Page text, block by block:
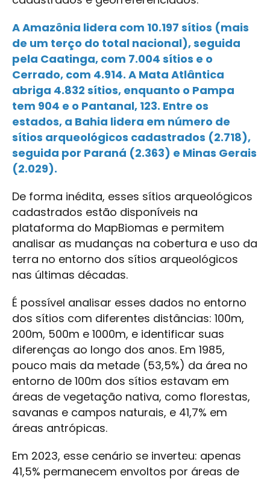
A Amazônia lidera com 10.197 sítios (mais
de um terço do total nacional), seguida
pela Caatinga, com 7.004 sítios e o
Cerrado, com 4.914. A Mata Atlântica
abriga 4.832 sítios, enquanto o Pampa
tem 904 e o Pantanal, 123. Entre os
estados, a Bahia lidera em número de
sítios arqueológicos cadastrados (2.718),
seguida por Paraná (2.363) e Minas Gerais
(2.029).
De forma inédita, esses sítios arqueológicos
cadastrados estão disponíveis na
plataforma do MapBiomas e permitem
analisar as mudanças na cobertura e uso da
terra no entorno dos sítios arqueológicos
nas últimas décadas.
É possível analisar esses dados no entorno
dos sítios com diferentes distâncias: 100m,
200m, 500m e 1000m, e identificar suas
diferenças ao longo dos anos. Em 1985,
pouco mais da metade (53,5%) da área no
entorno de 100m dos sítios estavam em
áreas de vegetação nativa, como florestas,
savanas e campos naturais, e 41,7% em
áreas antrópicas.
Em 2023, esse cenário se inverteu: apenas
41,5% permanecem envoltos por áreas de